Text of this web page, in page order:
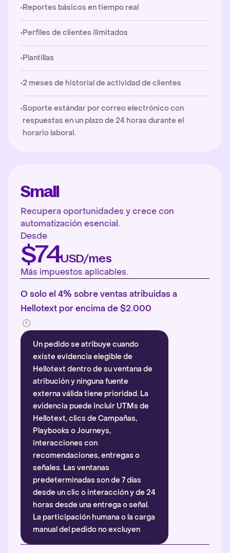
Reportes básicos en tiempo real
Perfiles de clientes ilimitados
Plantillas
2 meses de historial de actividad de clientes
Soporte estándar por correo electrónico con
respuestas en un plazo de 24 horas durante el
horario laboral.
Small
Recupera oportunidades y crece con
automatización esencial.
Desde
$74USD/mes
Más impuestos aplicables.
O solo el 4% sobre ventas atribuidas a
Hellotext por encima de $2.000
Un pedido se atribuye cuando
existe evidencia elegible de
Hellotext dentro de su ventana de
atribución y ninguna fuente
externa válida tiene prioridad. La
evidencia puede incluir UTMs de
Hellotext, clics de Campañas,
Playbooks o Journeys,
interacciones con
recomendaciones, entregas o
señales. Las ventanas
predeterminadas son de 7 días
desde un clic o interacción y de 24
horas desde una entrega o señal.
La participación humana o la carga
manual del pedido no excluyen
automáticamente la atribución.